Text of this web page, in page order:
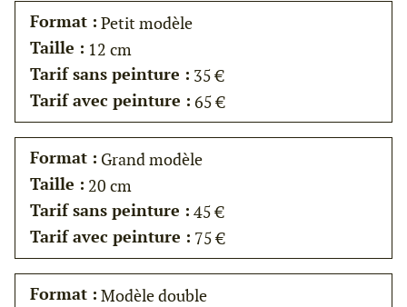
Format : Petit modèle
Taille : 12 cm
Tarif sans peinture : 35 €
Tarif avec peinture : 65 €
Format : Grand modèle
Taille : 20 cm
Tarif sans peinture : 45 €
Tarif avec peinture : 75 €
Format : Modèle double